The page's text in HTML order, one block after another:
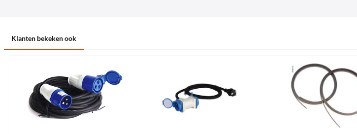
Klanten bekeken ook